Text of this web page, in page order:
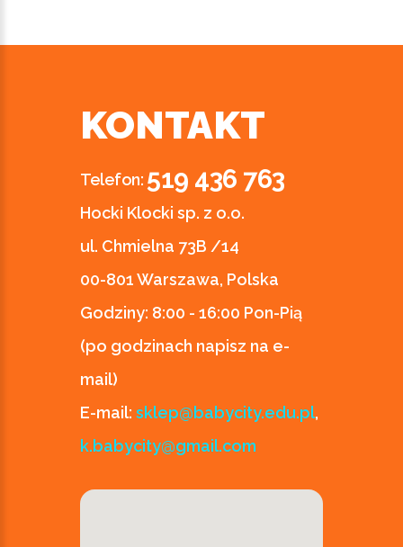
KONTAKT
Telefon: 519 436 763
Hocki Klocki sp. z o.o.
ul. Chmielna 73B /14
00-801 Warszawa, Polska
Godziny: 8:00 - 16:00 Pon-Pią
(po godzinach napisz na e-
mail)
E-mail: sklep@babycity.edu.pl,
k.babycity@gmail.com